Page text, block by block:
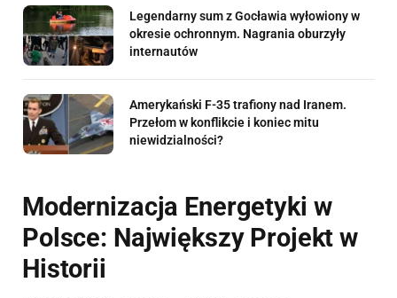
Legendarny sum z Gocławia wyłowiony w
okresie ochronnym. Nagrania oburzyły
internautów
Amerykański F-35 trafiony nad Iranem.
Przełom w konflikcie i koniec mitu
niewidzialności?
Modernizacja Energetyki w
Polsce: Największy Projekt w
Historii